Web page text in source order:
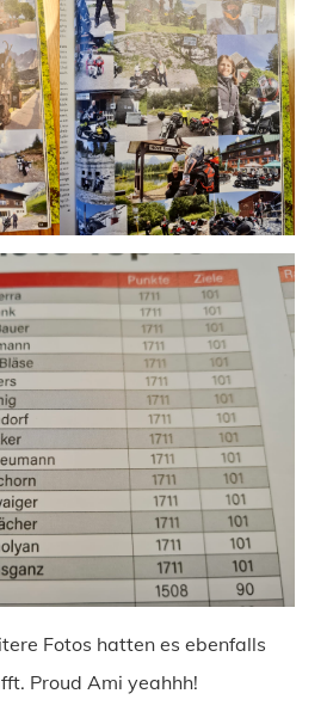
Fotos hatten es ebenfalls
Proud Ami yeahhh!